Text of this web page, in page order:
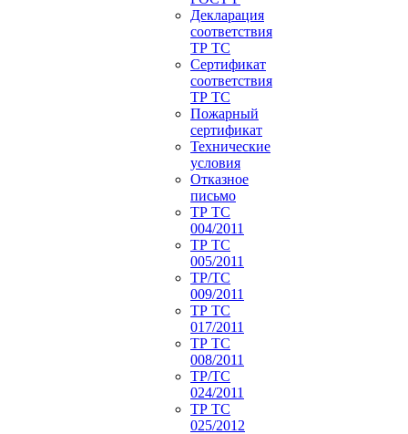
Декларация
соответствия
ТР ТС
Сертификат
соответствия
ТР ТС
Пожарный
сертификат
Технические
условия
Отказное
письмо
ТР ТС
004/2011
ТР ТС
005/2011
ТР/ТС
009/2011
ТР ТС
017/2011
ТР ТС
008/2011
ТР/ТС
024/2011
ТР ТС
025/2012